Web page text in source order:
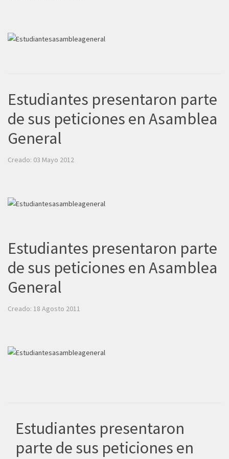
Estudiantes presentaron parte
de sus peticiones en Asamblea
General
Creado: 03 Mayo 2012
Estudiantes presentaron parte
de sus peticiones en Asamblea
General
Creado: 18 Agosto 2011
Estudiantes presentaron
parte de sus peticiones en